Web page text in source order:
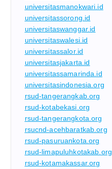
universitasmanokwari.id
universitassorong.id
universitaswanggar.id
universitaswalesi.id
universitassalor.id
universitasjakarta.id
universitassamarinda.id
universitasindonesia.org
rsud-tangerangkab.org
rsud-kotabekasi.org
rsud-tangerangkota.org
rsucnd-acehbaratkab.org
rsud-pasuruankota.org
rsud-limapuluhkotakab.org
rsud-kotamakassar.org